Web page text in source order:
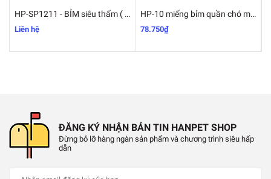
HP-SP1211 - BỈM siêu thấm ( loại dành cho chó cái và các loại mèo) 10miếng/gói bỉm chó mèo-/ băng vệ sinh chó //chó có kinh nguyệt
Liên hệ
HP-10 miếng bỉm quần chó mèo cao cấp (Đực & cái) loại siêu thấm ĐỦ SIZE / băng vệ sinh chó/ bỉm chó mèo / tã quần chó /chó có kinh nguyệt
78.750₫
ĐĂNG KÝ NHẬN BẢN TIN HANPET SHOP
Đừng bỏ lỡ hàng ngàn sản phẩm và chương trình siêu hấp
dẫn